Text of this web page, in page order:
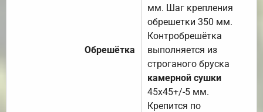
Обрешётка
мм. Шаг крепления
обрешетки 350 мм.
Контробрешётка
выполняется из
строганого бруска
камерной сушки
45х45+/-5 мм.
Крепится по